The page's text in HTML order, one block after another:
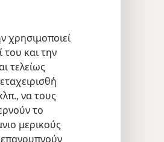
χρησιμοποιεί
του και την
τελείως
να τους
το
μερικούς
επαγρυπνούν